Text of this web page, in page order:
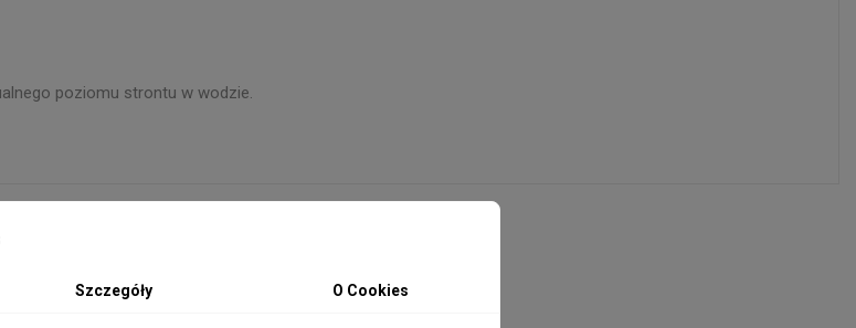
poziomu strontu w wodzie.
Szczegóły O Cookies